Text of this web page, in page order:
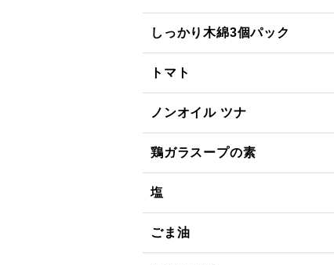
しっかり木綿3個パック
トマト
ノンオイル ツナ
鶏ガラスープの素
塩
ごま油